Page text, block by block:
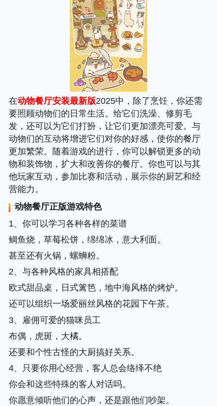
在动物餐厅安装最新版2025中，除了烹饪，你还需
要照顾动物们的日常生活。给它们洗澡、修剪毛
发，还可以为它们打扮，让它们更加漂亮可爱。与
动物们的互动将增进它们对你的好感，使你的餐厅
更加繁荣。随着游戏的进行，你可以解锁更多的动
物和装饰物，扩大和改善你的餐厅。你也可以与其
他玩家互动，参加比赛和活动，展示你的厨艺和经
营能力。
动物餐厅正版游戏特色
1、你可以学习各种各样的菜谱
鲷鱼烧，草莓松饼，绵绵冰，意大利面。
甚至还有火锅，螺蛳粉。
2、与各种风格的家具相搭配
欧式甜品桌，日式篱笆，地中海风格的烤炉。
还可以组织一场爱丽丝风格的花园下午茶。
3、雇佣可爱的猫咪员工
布偶，虎斑，大橘。
还要和个性古怪的大厨搞好关系。
4、只要你用心经营，客人总会络绎不绝
你会和这些特殊的客人对话吗。
你愿意倾听他们的心声，还是跟他们吵架。